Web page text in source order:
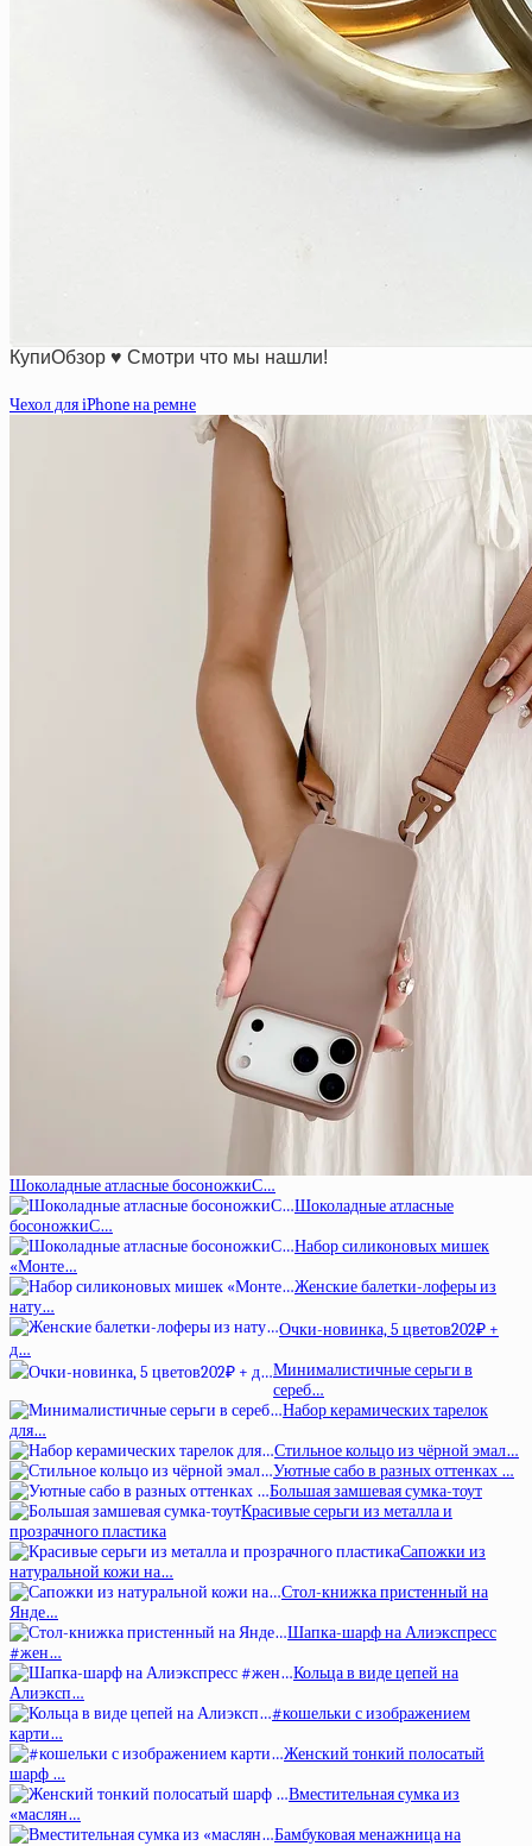
КупиОбзор ♥ Смотри что мы нашли!
Чехол для iPhone на ремне
Шоколадные атласные босоножкиС…
Шоколадные атласные
босоножкиС…
Набор силиконовых мишек
«Монте…
Женские балетки-лоферы из
нату…
Очки-новинка, 5 цветов202₽ +
д…
Минималистичные серьги в
сереб…
Набор керамических тарелок
для…
Стильное кольцо из чёрной эмал…
Уютные сабо в разных оттенках …
Большая замшевая сумка-тоут
Красивые серьги из металла и
прозрачного пластика
Сапожки из
натуральной кожи на…
Стол-книжка пристенный на
Янде…
Шапка-шарф на Алиэкспресс
#жен…
Кольца в виде цепей на
Алиэксп…
#кошельки с изображением
карти…
Женский тонкий полосатый
шарф …
Вместительная сумка из
«маслян…
Бамбуковая менажница на